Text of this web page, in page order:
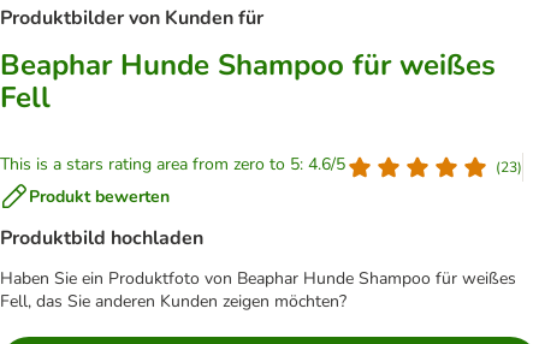
Produktbilder von Kunden für
Beaphar Hunde Shampoo für weißes
Fell
This is a stars rating area from zero to 5: 4.6/5 (23)
Produkt bewerten
Produktbild hochladen
Haben Sie ein Produktfoto von Beaphar Hunde Shampoo für weißes
Fell, das Sie anderen Kunden zeigen möchten?